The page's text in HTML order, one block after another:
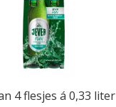
4 flesjes á 0,33 liter